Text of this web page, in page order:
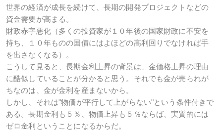
世界の経済が成長を続けて、長期の開発プロジェクトなどの
資金需要が高まる。
財政赤字悪化（多くの投資家が１０年後の国家財政に不安を
持ち、１０年ものの国債にはよほどの高利回りでなければ手
を出さなくなる）。
こうして見ると、長期金利上昇の背景は、金価格上昇の理由
に酷似していることが分かると思う。それでも金が売られが
ちなのは、金が金利を産まないから。
しかし、それは"物価が平行して上がらない"という条件付きで
ある。長期金利も５％、物価上昇も５％ならば、実質的には
ゼロ金利ということになるからだ。